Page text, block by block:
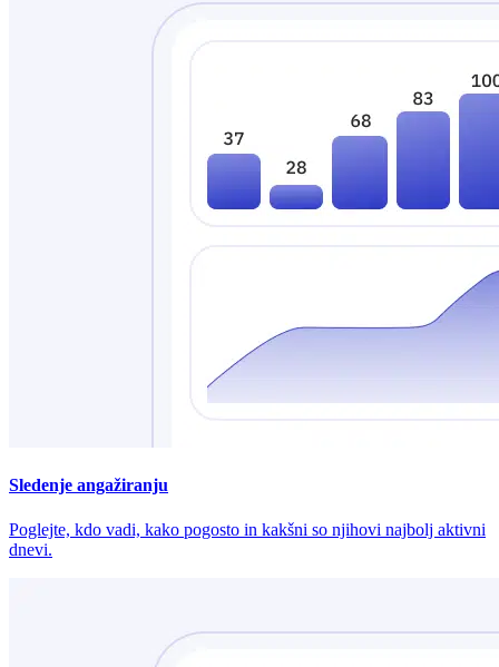
Sledenje angažiranju
Poglejte, kdo vadi, kako pogosto in kakšni so njihovi najbolj aktivni
dnevi.